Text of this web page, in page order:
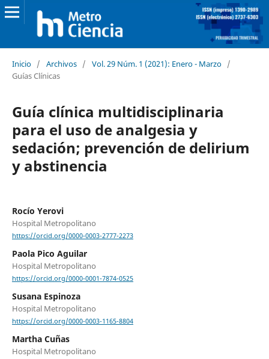
Inicio / Archivos / Vol. 29 Núm. 1 (2021): Enero - Marzo /
Guías Clínicas
Guía clínica multidisciplinaria
para el uso de analgesia y
sedación; prevención de delirium
y abstinencia
Rocío Yerovi
Hospital Metropolitano
https://orcid.org/0000-0003-2777-2273
Paola Pico Aguilar
Hospital Metropolitano
https://orcid.org/0000-0001-7874-0525
Susana Espinoza
Hospital Metropolitano
https://orcid.org/0000-0003-1165-8804
Martha Cuñas
Hospital Metropolitano